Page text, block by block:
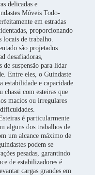
delicadas e
Móveis Todo-
em estradas
proporcionando
de trabalho.
são projetados
desafiadoras,
de suspensão para lidar
Entre eles, o Guindaste
estabilidade e capacidade
chassi com esteiras que
macios ou irregulares
é particularmente
alguns dos trabalhos de
um alcance máximo de
podem se
pesadas, garantindo
de estabilizadores é
cargas grandes em